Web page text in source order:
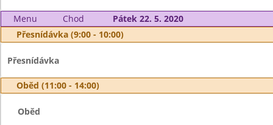
Menu Chod
Pátek 22. 5. 2020
Přesnídávka (9:00 - 10:00)
Přesnídávka
Oběd (11:00 - 14:00)
Oběd